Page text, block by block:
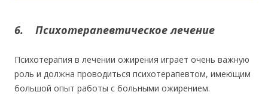
6. Психотерапевтическое лечение
Психотерапия в лечении ожирения играет очень важную
роль и должна проводиться психотерапевтом, имеющим
большой опыт работы с больными ожирением.